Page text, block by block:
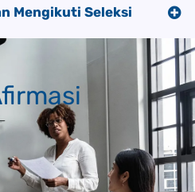
Mengikuti Seleksi